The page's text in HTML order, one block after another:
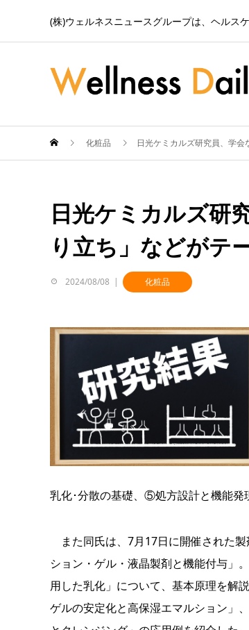
(株)ウェルネスニュースグループは、ヘルス
化粧品 日光ケミカルズ研究員、学
日光ケミカルズ研
り立ち」などがテ
2024/08/08 化粧品
乳化･分散の基礎、⑤処方設計と機能発
また同氏は、7月17日に開催された
ション・ゲル・液晶製剤と機能付与」
用した乳化」について、基本原理を解
ゲルの安定化と高保湿エマルション」